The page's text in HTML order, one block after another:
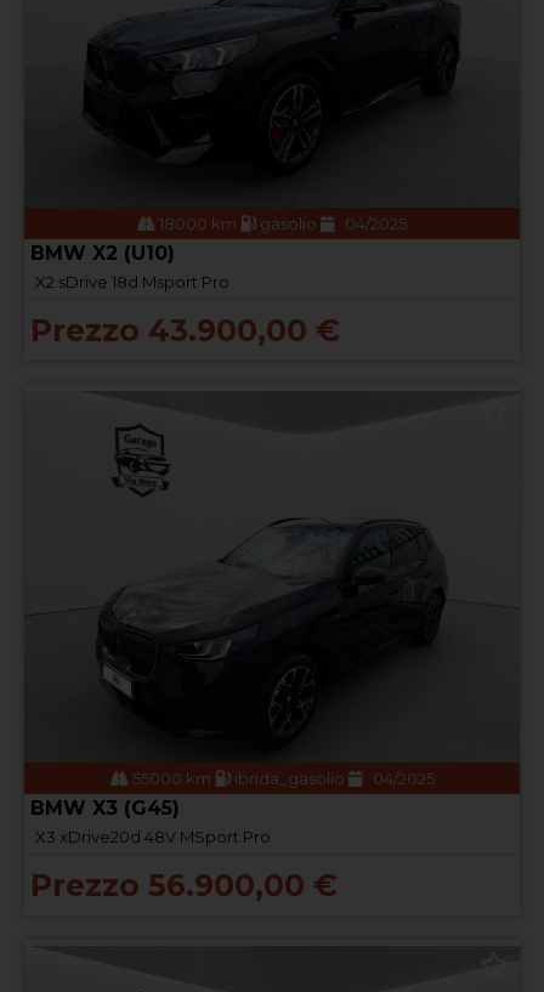
18000 km gasolio 04/2025
BMW X2 (U10)
X2 sDrive 18d Msport Pro
Prezzo 43.900,00 €
55000 km ibrida_gasolio 04/2025
BMW X3 (G45)
X3 xDrive20d 48V MSport Pro
Prezzo 56.900,00 €